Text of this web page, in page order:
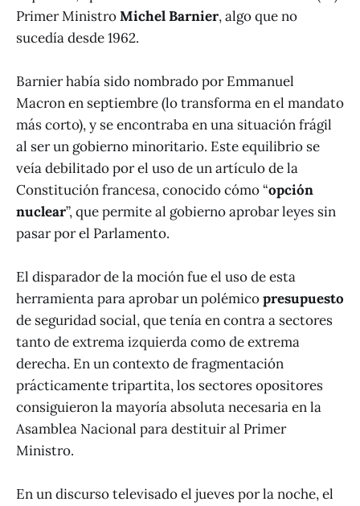
Primer MinistroMichel Barnier, algo que no
sucedía desde 1962.
Barnier había sido nombrado por Emmanuel
Macron en septiembre (lo transforma en el mandato
más corto), y se encontraba en una situación frágil
al ser un gobierno minoritario. Este equilibrio se
veía debilitado por el uso de un artículo de la
Constitución francesa, conocido cómo “opción
nuclear”, que permite al gobierno aprobar leyes sin
pasar por el Parlamento.
El disparador de la moción fue el uso de esta
herramienta para aprobar un polémicopresupuesto
de seguridad social, que tenía en contra a sectores
tanto de extrema izquierda como de extrema
derecha. En un contexto de fragmentación
prácticamente tripartita, los sectores opositores
consiguieron la mayoría absoluta necesaria en la
Asamblea Nacional para destituir al Primer
Ministro.
En un discurso televisado el jueves por la noche, el